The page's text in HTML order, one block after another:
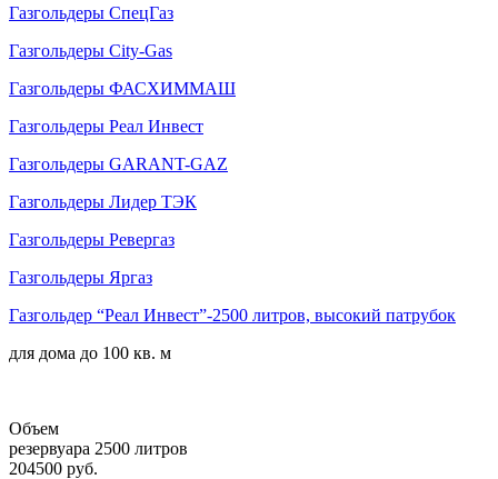
Газгольдеры СпецГаз
Газгольдеры City-Gas
Газгольдеры ФАСХИММАШ
Газгольдеры Реал Инвест
Газгольдеры GARANT-GAZ
Газгольдеры Лидер ТЭК
Газгольдеры Ревергаз
Газгольдеры Яргаз
Газгольдер “Реал Инвест”-2500 литров, высокий патрубок
для дома до 100 кв. м
Объем
резервуара 2500 литров
204500 руб.